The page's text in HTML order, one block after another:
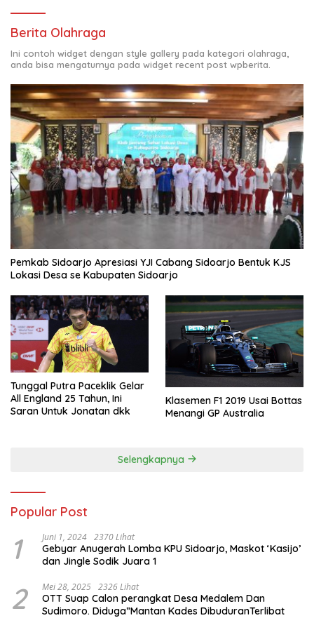
Berita Olahraga
Ini contoh widget dengan style gallery pada kategori olahraga,
anda bisa mengaturnya pada widget recent post wpberita.
Pemkab Sidoarjo Apresiasi YJI Cabang Sidoarjo Bentuk KJS
Lokasi Desa se Kabupaten Sidoarjo
Tunggal Putra Paceklik Gelar
All England 25 Tahun, Ini
Saran Untuk Jonatan dkk
Klasemen F1 2019 Usai Bottas
Menangi GP Australia
Selengkapnya
Popular Post
1 Juni 1, 2024 2370 Lihat
Gebyar Anugerah Lomba KPU Sidoarjo, Maskot ‘Kasijo’
dan Jingle Sodik Juara 1
2 Mei 28, 2025 2326 Lihat
OTT Suap Calon perangkat Desa Medalem Dan
Sudimoro. Diduga”Mantan Kades DibuduranTerlibat